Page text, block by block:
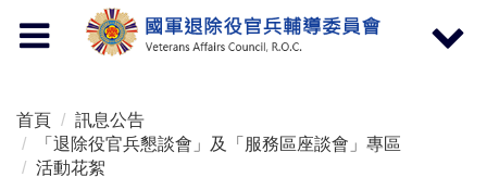
Toggle
navigation
Toggle
首頁
訊息公告
「退除役官兵懇談會」及「服務區座談會」專區
活動花絮